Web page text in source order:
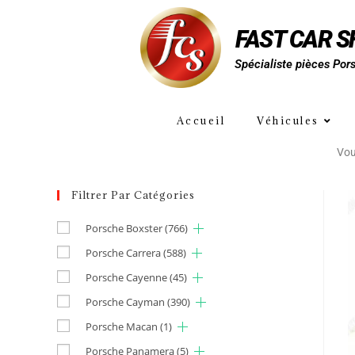
FAST CAR
Spécialiste pièces
Accueil Véhicules
Filtrer Par Catégories
Porsche Boxster(766)
Porsche Carrera(588)
Porsche Cayenne(45)
Porsche Cayman (390)
Porsche Macan (1)
Porsche Panamera(5)